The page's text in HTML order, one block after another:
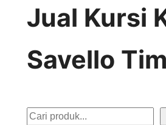
Jual Kursi
Savello
S